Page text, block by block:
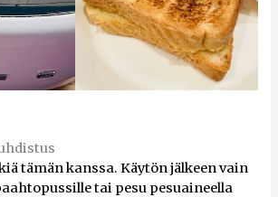
tämän kanssa. Käytön jälkeen vain
tai pesu pesuaineella